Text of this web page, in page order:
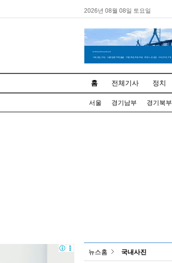
2026년 08월 08일 토요일
홈 전체기사 정치
서울 경기남부 경기북부
뉴스홈 국내사진